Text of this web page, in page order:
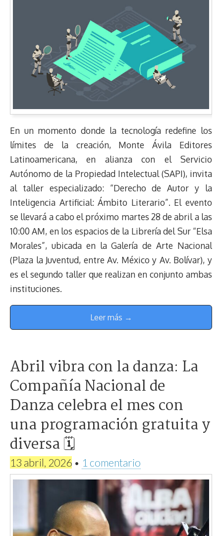
En un momento donde la tecnología redefine los
límites de la creación, Monte Ávila Editores
Latinoamericana, en alianza con el Servicio
Autónomo de la Propiedad Intelectual (SAPI), invita
al taller especializado: “Derecho de Autor y la
Inteligencia Artificial: Ámbito Literario”. El evento
se llevará a cabo el próximo martes 28 de abril a las
10:00 AM, en los espacios de la Librería del Sur “Elsa
Morales”, ubicada en la Galería de Arte Nacional
(Plaza la Juventud, entre Av. México y Av. Bolívar), y
es el segundo taller que realizan en conjunto ambas
instituciones.
Leer más →
Abril vibra con la danza: La
Compañía Nacional de
Danza celebra el mes con
una programación gratuita y
diversa 🗓
13 abril, 2026 • 1 comentario